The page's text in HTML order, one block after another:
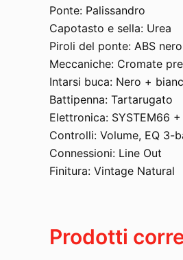
Ponte: Palissandro
Capotasto e sella: Urea
Piroli del ponte: ABS
Meccaniche: Cromate
Intarsi buca: Nero +
Battipenna: Tartarugato
Elettronica: SYSTEM66
Controlli: Volume, EQ 3-
Connessioni: Line Out
Finitura: Vintage Natural
Prodotti